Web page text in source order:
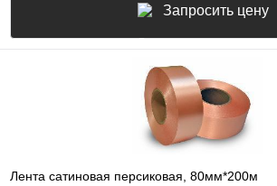
Запросить цену
Лента сатиновая персиковая, 80мм*200м